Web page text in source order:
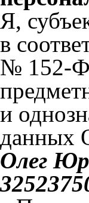
Я,
в
№ 152-
и
данных
Олег